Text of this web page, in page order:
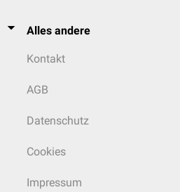
Alles andere
Kontakt
AGB
Datenschutz
Cookies
Impressum